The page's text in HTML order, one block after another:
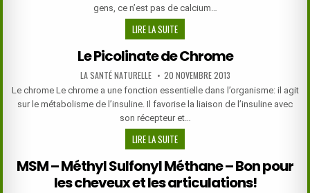
gens, ce n’est pas de calcium…
LIRE LA SUITELE
CHLORURE
DE
MAGNÉSIUM
Le Picolinate de Chrome
AUTHOR:
LA SANTÉ NATURELLE PUBLISHED
DATE:
20 NOVEMBRE 2013
Le chrome Le chrome a une fonction essentielle dans l’organisme: il agit
sur le métabolisme de l’insuline. Il favorise la liaison de l’insuline avec
son récepteur et…
LIRE LA SUITELE
PICOLINATE
DE
CHROME
MSM – Méthyl Sulfonyl Méthane – Bon pour
les cheveux et les articulations!